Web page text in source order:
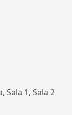
Sala 1, Sala 2